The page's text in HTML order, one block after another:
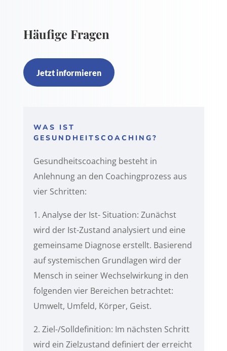
Häufige Fragen
Jetzt informieren
WAS IST
GESUNDHEITSCOACHING?
Gesundheitscoaching besteht in
Anlehnung an den Coachingprozess aus
vier Schritten:
1. Analyse der Ist- Situation: Zunächst
wird der Ist-Zustand analysiert und eine
gemeinsame Diagnose erstellt. Basierend
auf systemischen Grundlagen wird der
Mensch in seiner Wechselwirkung in den
folgenden vier Bereichen betrachtet:
Umwelt, Umfeld, Körper, Geist.
2. Ziel-/Solldefinition: Im nächsten Schritt
wird ein Zielzustand definiert der erreicht